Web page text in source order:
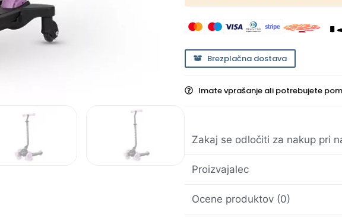
Brezplačna dostava
Imate vprašanje ali potrebujete
Zakaj se odločiti za nakup pri
Proizvajalec
Ocene produktov (0)